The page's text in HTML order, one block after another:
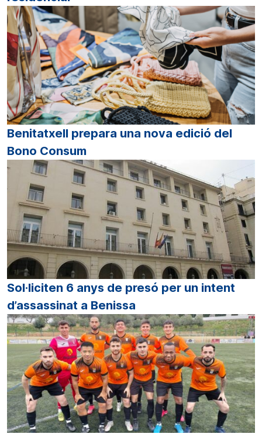
Benitatxell prepara una nova edició del
Bono Consum
Sol·liciten 6 anys de presó per un intent
d’assassinat a Benissa